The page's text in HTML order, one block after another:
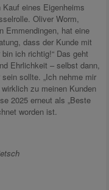
eines Eigenheims
Oliver Worm,
Emmendingen, hat eine
dass der Kunde mit
ich richtig!“ Das geht
Ehrlichkeit – selbst dann,
sollte. „Ich nehme mir
zu meinen Kunden
2025 erneut als „Beste
worden ist.